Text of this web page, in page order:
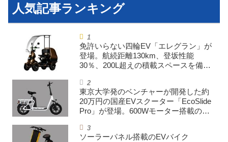
広告掲載について
免許いらない四輪EV「エレグラン」が
登場。航続距離130km、登坂性能
30％、200L超えの積載スペースを備え
東京大学発のベンチャーが開発した約
20万円の国産EVスクーター「EcoSlide
Pro」が登場。600Wモーター搭載のハ
ソーラーパネル搭載のEVバイク